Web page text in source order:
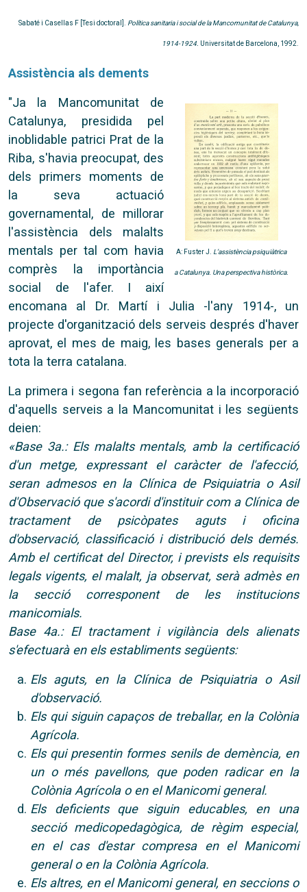
Sabaté i Casellas F [Tesi doctoral]. Política sanitaria i social de la Mancomunitat de Catalunya,
1914-1924. Universitat de Barcelona, 1992.
Assistència als dements
A: Fuster J. L’assistència psiquiàtrica
a Catalunya. Una perspectiva històrica.
"Ja la Mancomunitat de
Catalunya, presidida pel
inoblidable patrici Prat de la
Riba, s'havia preocupat, des
dels primers moments de
la seva actuació
governamental, de millorar
l'assistència dels malalts
mentals per tal com havia
comprès la importància
social de l'afer. I així
encomana al Dr. Martí i Julia -l'any 1914-, un
projecte d'organització dels serveis després d'haver
aprovat, el mes de maig, les bases generals per a
tota la terra catalana.
La primera i segona fan referència a la incorporació
d'aquells serveis a la Mancomunitat i les següents
deien:
«Base 3a.: Els malalts mentals, amb la certificació
d'un metge, expressant el caràcter de l'afecció,
seran admesos en la Clínica de Psiquiatria o Asil
d'Observació que s'acordi d'instituir com a Clínica de
tractament de psicòpates aguts i oficina
d'observació, classificació i distribució dels demés.
Amb el certificat del Director, i prevists els requisits
legals vigents, el malalt, ja observat, serà admès en
la secció corresponent de les institucions
manicomials.
Base 4a.: El tractament i vigilància dels alienats
s'efectuarà en els establiments següents:
Els aguts, en la Clínica de Psiquiatria o Asil
d'observació.
Els qui siguin capaços de treballar, en la Colònia
Agrícola.
Els qui presentin formes senils de demència, en
un o més pavellons, que poden radicar en la
Colònia Agrícola o en el Manicomi general.
Els deficients que siguin educables, en una
secció medicopedagògica, de règim especial,
en el cas d'estar compresa en el Manicomi
general o en la Colònia Agrícola.
Els altres, en el Manicomi general, en seccions o